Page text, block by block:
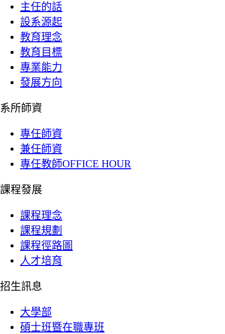
主任的話
設系源起
教育理念
教育目標
專業能力
發展方向
系所師資
專任師資
兼任師資
專任教師OFFICE HOUR
課程發展
課程理念
課程規劃
課程徑路圖
人才培育
招生訊息
大學部
碩士班暨在職專班